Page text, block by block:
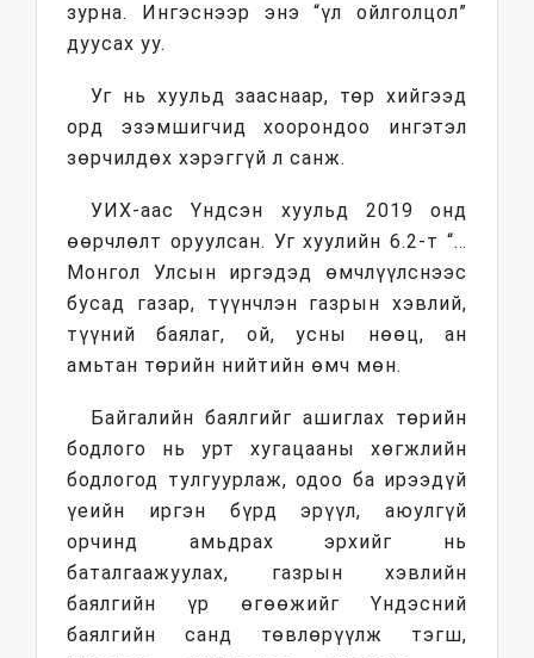
зурна. Ингэснээр энэ “үл ойлголцол”
дуусах уу.
Уг нь хуульд зааснаар, төр хийгээд
орд эзэмшигчид хоорондоо ингэтэл
зөрчилдөх хэрэггүй л санж.
УИХ-аас Үндсэн хуульд 2019 онд
өөрчлөлт оруулсан. Уг хуулийн 6.2-т “…
Монгол Улсын иргэдэд өмчлүүлснээс
бусад газар, түүнчлэн газрын хэвлий,
түүний баялаг, ой, усны нөөц, ан
амьтан төрийн нийтийн өмч мөн.
Байгалийн баялгийг ашиглах төрийн
бодлого нь урт хугацааны хөгжлийн
бодлогод тулгуурлаж, одоо ба ирээдүй
үеийн иргэн бүрд эрүүл, аюулгүй
орчинд амьдрах эрхийг нь
баталгаажуулах, газрын хэвлийн
баялгийн үр өгөөжийг Үндэсний
баялгийн санд төвлөрүүлж тэгш,